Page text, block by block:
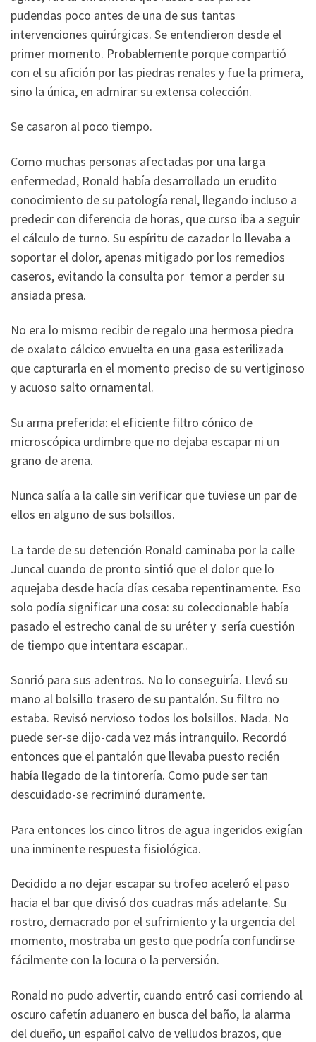
pudendas poco antes de una de sus tantas
intervenciones quirúrgicas. Se entendieron desde el
primer momento. Probablemente porque compartió
con el su afición por las piedras renales y fue la primera,
sino la única, en admirar su extensa colección.
Se casaron al poco tiempo.
Como muchas personas afectadas por una larga
enfermedad, Ronald había desarrollado un erudito
conocimiento de su patología renal, llegando incluso a
predecir con diferencia de horas, que curso iba a seguir
el cálculo de turno. Su espíritu de cazador lo llevaba a
soportar el dolor, apenas mitigado por los remedios
caseros, evitando la consulta por temor a perder su
ansiada presa.
No era lo mismo recibir de regalo una hermosa piedra
de oxalato cálcico envuelta en una gasa esterilizada
que capturarla en el momento preciso de su vertiginoso
y acuoso salto ornamental.
Su arma preferida: el eficiente filtro cónico de
microscópica urdimbre que no dejaba escapar ni un
grano de arena.
Nunca salía a la calle sin verificar que tuviese un par de
ellos en alguno de sus bolsillos.
La tarde de su detención Ronald caminaba por la calle
Juncal cuando de pronto sintió que el dolor que lo
aquejaba desde hacía días cesaba repentinamente. Eso
solo podía significar una cosa: su coleccionable había
pasado el estrecho canal de su uréter y sería cuestión
de tiempo que intentara escapar..
Sonrió para sus adentros. No lo conseguiría. Llevó su
mano al bolsillo trasero de su pantalón. Su filtro no
estaba. Revisó nervioso todos los bolsillos. Nada. No
puede ser-se dijo-cada vez más intranquilo. Recordó
entonces que el pantalón que llevaba puesto recién
había llegado de la tintorería. Como pude ser tan
descuidado-se recriminó duramente.
Para entonces los cinco litros de agua ingeridos exigían
una inminente respuesta fisiológica.
Decidido a no dejar escapar su trofeo aceleró el paso
hacia el bar que divisó dos cuadras más adelante. Su
rostro, demacrado por el sufrimiento y la urgencia del
momento, mostraba un gesto que podría confundirse
fácilmente con la locura o la perversión.
Ronald no pudo advertir, cuando entró casi corriendo al
oscuro cafetín aduanero en busca del baño, la alarma
del dueño, un español calvo de velludos brazos, que